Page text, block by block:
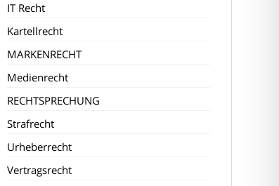
IT Recht
Kartellrecht
MARKENRECHT
Medienrecht
RECHTSPRECHUNG
Strafrecht
Urheberrecht
Vertragsrecht